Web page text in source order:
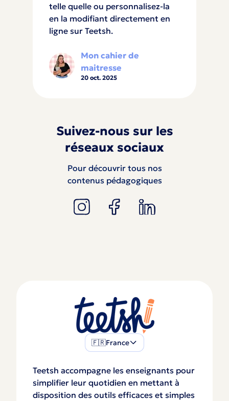
telle quelle ou personnalisez-la
en la modifiant directement en
ligne sur Teetsh.
Mon cahier de
maitresse
20 oct. 2025
Suivez-nous sur les
réseaux sociaux
Pour découvrir tous nos
contenus pédagogiques
🇫🇷France
Teetsh accompagne les enseignants pour
simplifier leur quotidien en mettant à
disposition des outils efficaces et simples